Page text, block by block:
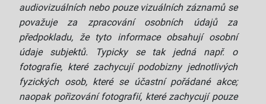
audiovizuálních nebo pouze vizuálních záznamů se
považuje za zpracování osobních údajů za
předpokladu, že tyto informace obsahují osobní
údaje subjektů. Typicky se tak jedná např. o
fotografie, které zachycují podobizny jednotlivých
fyzických osob, které se účastní pořádané akce;
naopak pořizování fotografií, které zachycují pouze